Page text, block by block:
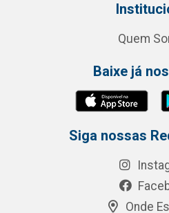
Quem
Baixe já
Siga nossas
Onde